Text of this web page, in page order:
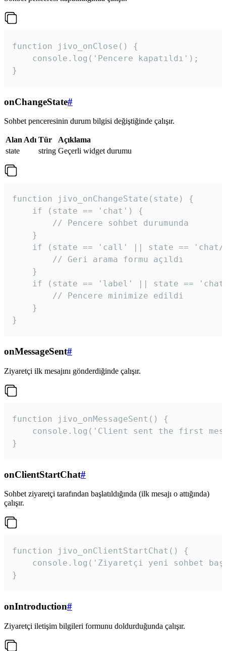
function jivo_onClose() {
    console.log('Pencere kapatıldı');
}
onChangeState#
Sohbet penceresinin durum bilgisi değiştiğinde çalışır.
Alan Adı Tür
Açıklama
state
string Geçerli widget durumu
function jivo_onChangeState(state) {
    if (state == 'chat') {
        // Pencere sohbet durumunda
    }
if (state == 'call' || state ==
        // Geri arama formu açıldı
    }
if (state == 'label' || state ==
        // Pencere minimize edildi
    }
}
onMessageSent#
Ziyaretçi ilk mesajını gönderdiğinde çalışır.
function jivo_onMessageSent() {
console.log('Client sent the first
}
onClientStartChat#
Sohbet ziyaretçi tarafından başlatıldığında (ilk mesajı o attığında)
çalışır.
function jivo_onClientStartChat() {
console.log('Ziyaretçi yeni sohbet
}
onIntroduction#
Ziyaretçi iletişim bilgileri formunu doldurduğunda çalışır.